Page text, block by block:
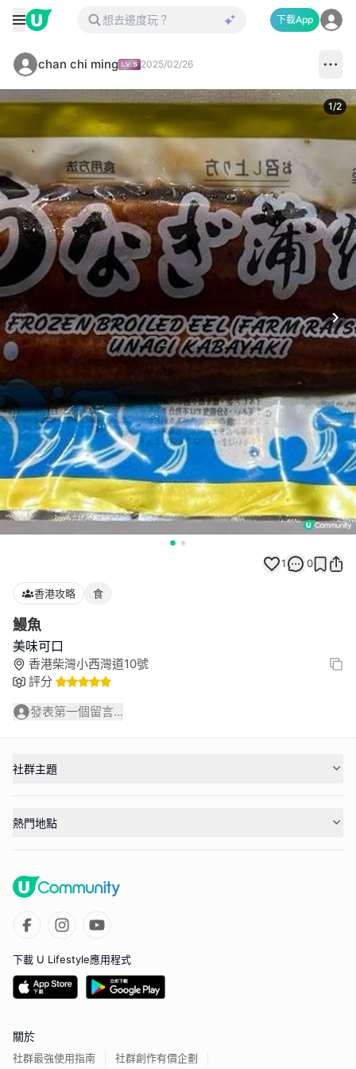
下載App
chan chi ming 2025/02/26
1/2
1 0
香港攻略 食
鰻魚
美味可口
香港柴灣小西灣道10號
評分
發表第一個留言...
社群主題
熱門地點
下載 U Lifestyle應用程式
關於
社群最強使用指南 社群創作有價企劃